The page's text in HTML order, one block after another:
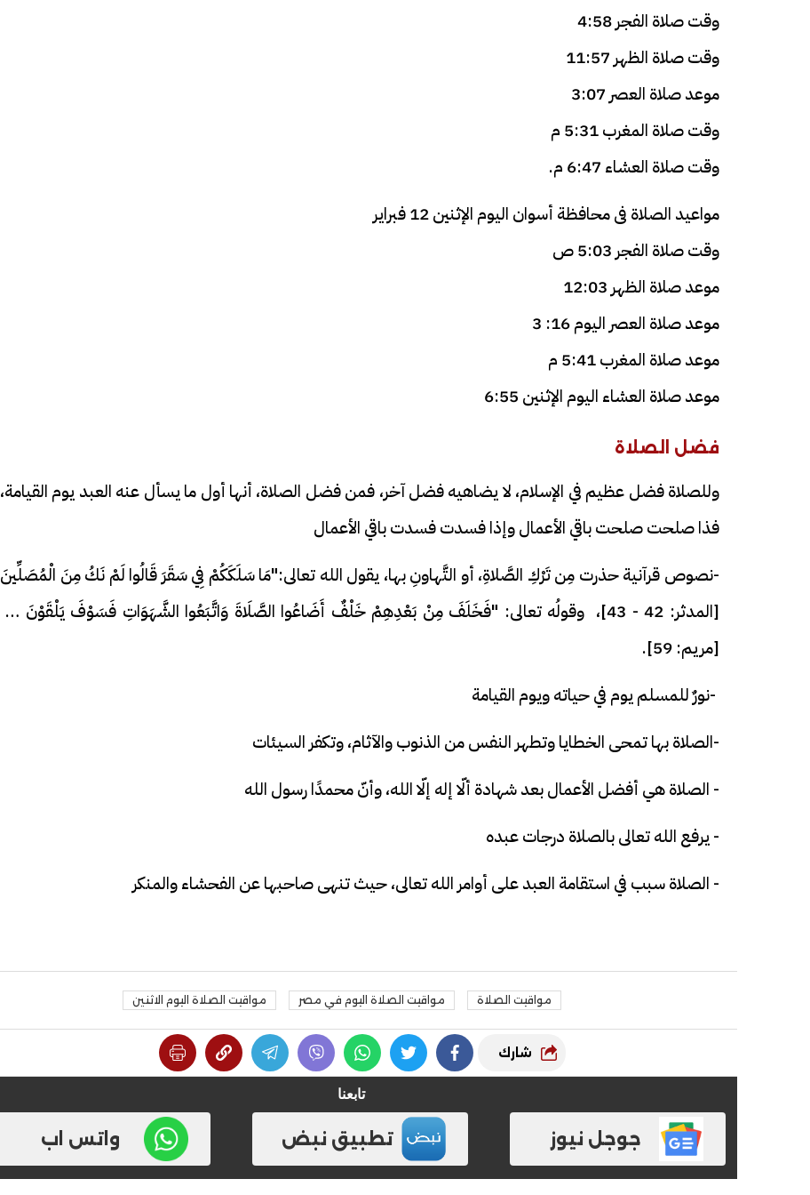
وقت صلاة الفجر 4:58
وقت صلاة الظهر 11:57
موعد صلاة العصر 3:07
وقت صلاة المغرب 5:31 م
وقت صلاة العشاء 6:47 م.
مواعيد الصلاة فى محافظة أسوان اليوم الإثنين 12 فبراير
وقت صلاة الفجر 5:03 ص
موعد صلاة الظهر 12:03
موعد صلاة العصر اليوم 16: 3
موعد صلاة المغرب 5:41 م
موعد صلاة العشاء اليوم الإثنين 6:55
فضل الصلاة
وللصلاة فضل عظيم في الإسلام، لا يضاهيه فضل آخر، فمن فضل الصلاة، أنها أول ما يسأل عنه العبد يوم القيامة،
فذا صلحت صلحت باقي الأعمال وإذا فسدت فسدت باقي الأعمال
-نصوص قرآنية حذرت مِن تَرْكِ الصَّلاةِ، أو التَّهاونِ بها، يقول الله تعالى:"مَا سَلَكَكُمْ فِي سَقَرَ قَالُوا لَمْ نَكُ مِنَ الْمُصَلِّينَ
[المدثر: 42 - 43]، وقولُه تعالى: "فَخَلَفَ مِنْ بَعْدِهِمْ خَلْفٌ أَضَاعُوا الصَّلَاةَ وَاتَّبَعُوا الشَّهَوَاتِ فَسَوْفَ يَلْقَوْنَ غَيًّا
[مريم: 59].
-نورٌ للمسلم يوم في حياته ويوم القيامة
-الصلاة بها تمحى الخطايا وتطهر النفس من الذنوب والآثام، وتكفر السيئات
- الصلاة هي أفضل الأعمال بعد شهادة ألّا إله إلّا الله، وأنّ محمدًا رسول الله
- يرفع الله تعالى بالصلاة درجات عبده
- الصلاة سبب في استقامة العبد على أوامر الله تعالى، حيث تنهى صاحبها عن الفحشاء والمنكر
مواقيت الصلاة مواقيت الصلاة اليوم في مصر مواقيت الصلاة اليوم الاثنين
شارك
تابعنا
جوجل نيوز تطبيق نبض واتس اب